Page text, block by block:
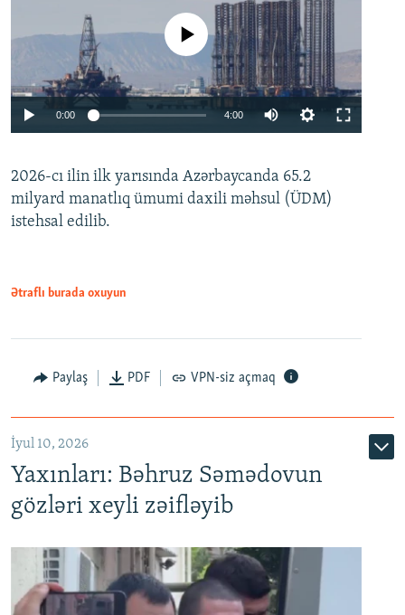
Auto 240p 360p 480p
No media source currently available
0:00 4:00
360p
480p
2026-cı ilin ilk yarısında Azərbaycanda 65.2
milyard manatlıq ümumi daxili məhsul (ÜDM)
istehsal edilib.
Ətraflı burada oxuyun
Paylaş PDF VPN-siz açmaq
İyul 10, 2026
Yaxınları: Bəhruz Səmədovun
gözləri xeyli zəifləyib